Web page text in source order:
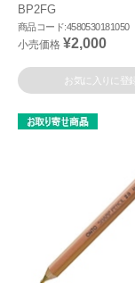
BP2FG
商品コード:4580530181050
小売価格 ¥2,000
お気に入りに登録